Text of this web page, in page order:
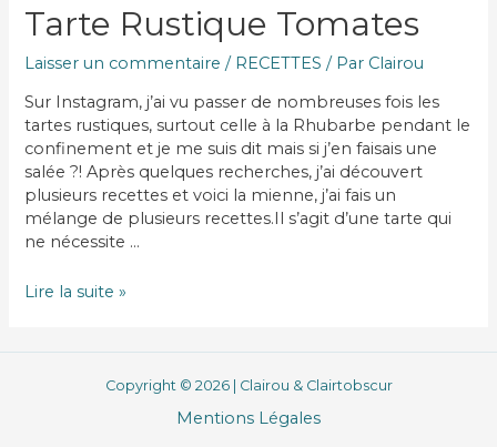
Tarte Rustique Tomates
Laisser un commentaire / RECETTES / Par Clairou
Sur Instagram, j’ai vu passer de nombreuses fois les
tartes rustiques, surtout celle à la Rhubarbe pendant le
confinement et je me suis dit mais si j’en faisais une
salée ?! Après quelques recherches, j’ai découvert
plusieurs recettes et voici la mienne, j’ai fais un
mélange de plusieurs recettes.Il s’agit d’une tarte qui
ne nécessite …
Tarte
Lire la suite »
Copyright © 2026 | Clairou & Clairtobscur
Mentions Légales